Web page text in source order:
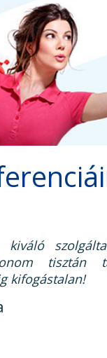
kiváló
tisztán
kifogástalan!